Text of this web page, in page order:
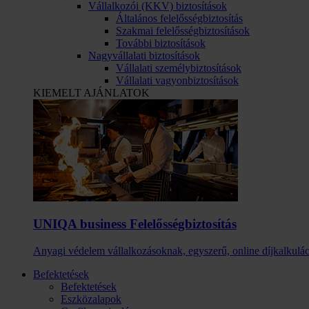
Vállalkozói (KKV) biztosítások
Általános felelősségbiztosítás
Szakmai felelősségbiztosítások
További biztosítások
Nagyvállalati biztosítások
Vállalati személybiztosítások
Vállalati vagyonbiztosítások
KIEMELT AJÁNLATOK
UNIQA business Felelősség­biztosítás
Anyagi védelem vállalkozásoknak, egyszerű, online
Befektetések
Befektetések
Eszközalapok